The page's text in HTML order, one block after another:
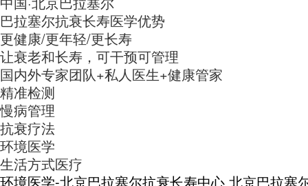
巴拉塞尔抗衰长寿医学优势
更健康/更年轻/更长寿
让衰老和长寿，可干预可管理
国内外专家团队+私人医生+健康管家
精准检测
慢病管理
抗衰疗法
环境医学
生活方式医疗
环境医学-北京巴拉塞尔抗衰长寿中心 北京巴拉塞